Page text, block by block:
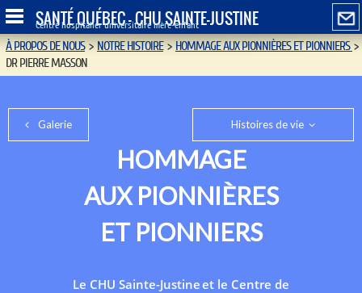
SANTÉ QUÉBEC - CHU SAINTE-JUSTINE
Centre hospitalier universitaire mère-enfant
À PROPOS DE NOUS>NOTRE HISTOIRE>HOMMAGE AUX PIONNIÈRES ET PIONNIERS>
DR PIERRE MASSON
Galerie Histoires de vie
HOMMAGE
AUX PIONNIÈRES
ET PIONNIERS
Le CHU Sainte-Justine et le Centre de